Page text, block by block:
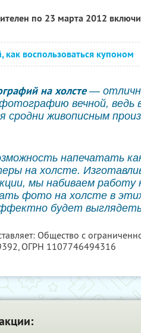
по 23 марта 2012
как воспользоваться купоном
на холсте—
вечной, ведь
сродни живописным
напечатать
на холсте.
мы набиваем работу
фото на холсте в
будет
Общество с
, ОГРН 1107746494316